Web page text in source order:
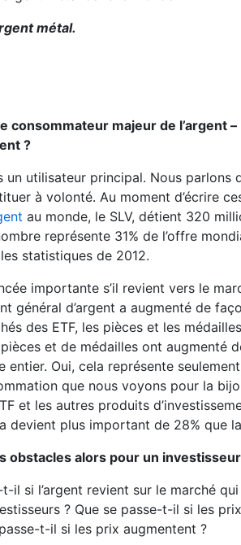
métal.
consommateur majeur de l’argent –
?
un utilisateur principal. Nous parlons
à volonté. Au moment d’écrire
au monde, le SLV, détient 320
représente 31% de l’offre
statistiques de 2012.
importante s’il revient vers le
général d’argent a augmenté de
des ETF, les pièces et les
et de médailles ont augmenté
entier. Oui, cela représente
que nous voyons pour la
et les autres produits
devient plus important de 28% que
obstacles alors pour un
t-il si l’argent revient sur le marché
? Que se passe-t-il si les
t-il si les prix augmentent ?